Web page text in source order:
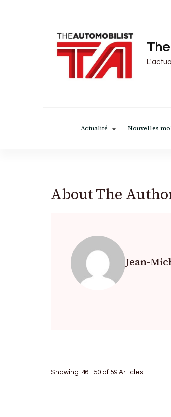
Actualité Nouvelles
About The
Jean-
Showing: 46 - 50 of 59 Articles